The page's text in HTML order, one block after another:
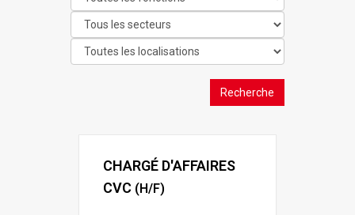
Recherche
CHARGÉ D'AFFAIRES
CVC (H/F)